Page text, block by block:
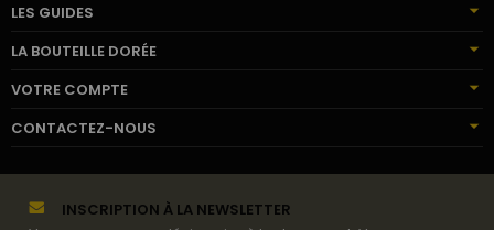
LES GUIDES
LA BOUTEILLE DORÉE
VOTRE COMPTE
CONTACTEZ-NOUS
INSCRIPTION À LA NEWSLETTER